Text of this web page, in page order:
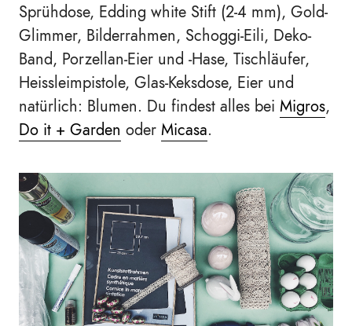
Sprühdose, Edding white Stift (2-4 mm), Gold-
Glimmer, Bilderrahmen, Schoggi-Eili, Deko-
Band, Porzellan-Eier und -Hase, Tischläufer,
Heissleimpistole, Glas-Keksdose, Eier und
natürlich: Blumen. Du findest alles bei Migros,
Do it + Garden oder Micasa.